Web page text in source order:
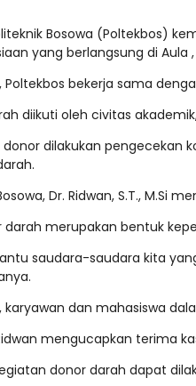
Bosowa (Poltekbos)
yang berlangsung di Aula ,
bekerja sama
diikuti oleh civitas
dilakukan pengecekan
Dr. Ridwan, S.T., M.Si
merupakan bentuk
saudara-saudara kita
karyawan dan mahasiswa
mengucapkan terima
donor darah dapat